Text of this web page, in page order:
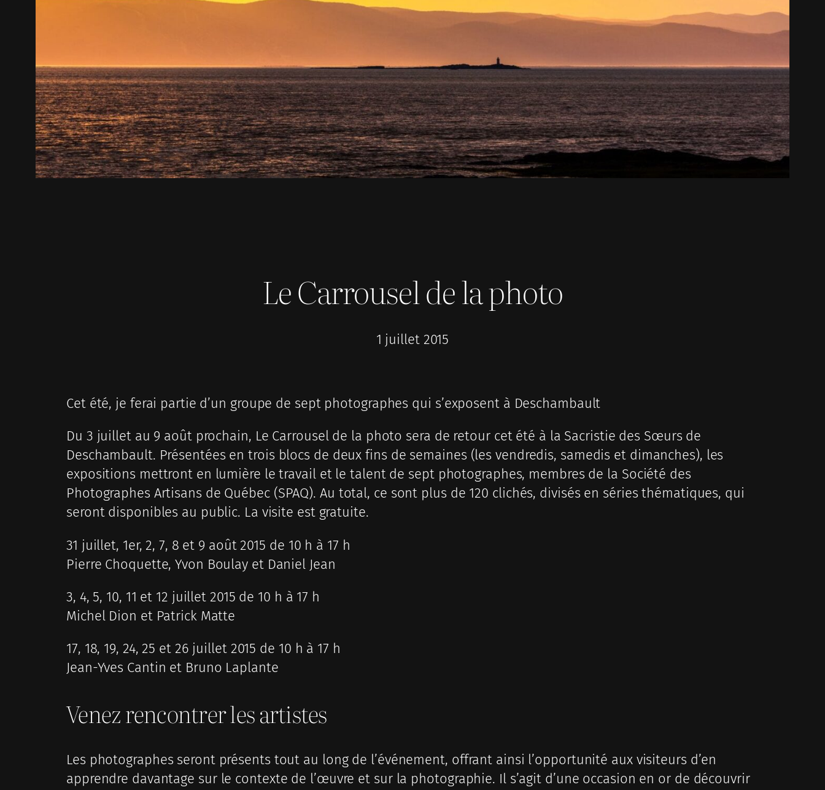
Le Carrousel de la photo
1 juillet 2015
Cet été, je ferai partie d’un groupe de sept photographes qui s’exposent à Deschambault
Du 3 juillet au 9 août prochain, Le Carrousel de la photo sera de retour cet été à la Sacristie des Sœurs de
Deschambault. Présentées en trois blocs de deux fins de semaines (les vendredis, samedis et dimanches), les
expositions mettront en lumière le travail et le talent de sept photographes, membres de la Société des
Photographes Artisans de Québec (SPAQ). Au total, ce sont plus de 120 clichés, divisés en séries thématiques, qui
seront disponibles au public. La visite est gratuite.
31 juillet, 1er, 2, 7, 8 et 9 août 2015 de 10 h à 17 h
Pierre Choquette, Yvon Boulay et Daniel Jean
3, 4, 5, 10, 11 et 12 juillet 2015 de 10 h à 17 h
Michel Dion et Patrick Matte
17, 18, 19, 24, 25 et 26 juillet 2015 de 10 h à 17 h
Jean-Yves Cantin et Bruno Laplante
Venez rencontrer les artistes
Les photographes seront présents tout au long de l’événement, offrant ainsi l’opportunité aux visiteurs d’en
apprendre davantage sur le contexte de l’œuvre et sur la photographie. Il s’agit d’une occasion en or de découvrir